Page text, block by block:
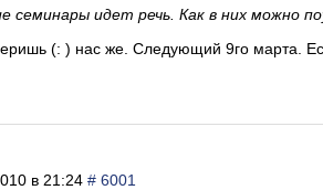
семинары идет речь. Как в них можно
(: ) нас же. Следующий 9го марта.
в 21:24 # 6001